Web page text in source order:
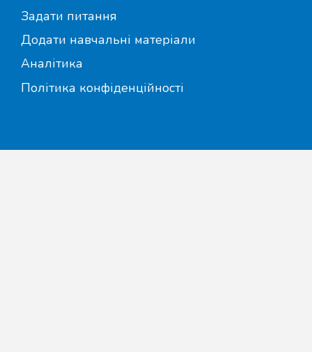
Задати питання
Додати навчальні матеріали
Аналітика
Політика конфіденційності